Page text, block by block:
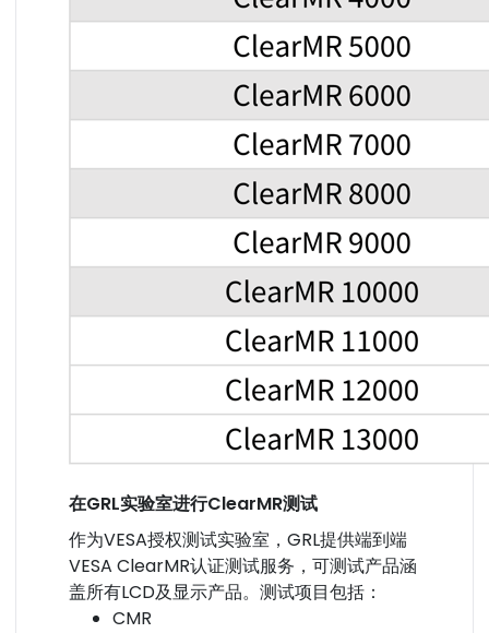
在GRL实验室进行ClearMR测试
作为VESA授权测试实验室，GRL提供端到端
VESA ClearMR认证测试服务，可测试产品涵
盖所有LCD及显示产品。测试项目包括：
CMR